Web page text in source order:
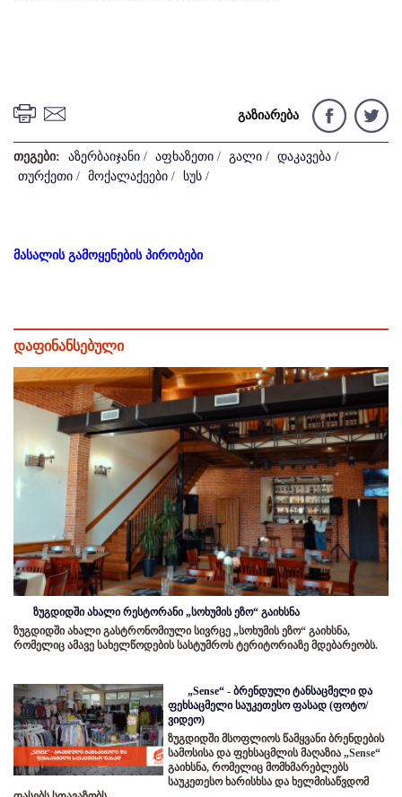
გაზიარება
თეგები: აზერბაიჯანი / აფხაზეთი / გალი / დაკავება /
თურქეთი / მოქალაქეები / სუს /
მასალის გამოყენების პირობები
დაფინანსებული
ზუგდიდში ახალი რესტორანი „სოხუმის ეზო“ გაიხსნა
ზუგდიდში ახალი გასტრონომიული სივრცე „სოხუმის ეზო“ გაიხსნა,
რომელიც ამავე სახელწოდების სასტუმროს ტერიტორიაზე მდებარეობს.
„Sense“ - ბრენდული ტანსაცმელი და
ფეხსაცმელი საუკეთესო ფასად (ფოტო/
ვიდეო)
ზუგდიდში მსოფლიოს წამყვანი ბრენდების
სამოსისა და ფეხსაცმლის მაღაზია „Sense“
გაიხსნა, რომელიც მომხმარებლებს
საუკეთესო ხარისხსა და ხელმისაწვდომ